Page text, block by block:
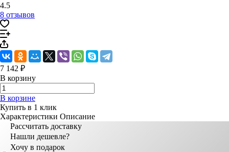
4.5
8 отзывов
7 142 ₽
В корзину
В корзине
Купить в 1 клик
Характеристики Описание
Рассчитать доставку
Нашли дешевле?
Хочу в подарок